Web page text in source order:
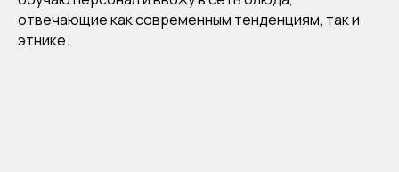
отвечающие как современным тенденциям, так и
этнике.